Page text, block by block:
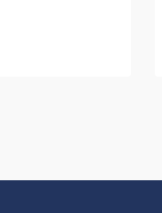
Twojej marki